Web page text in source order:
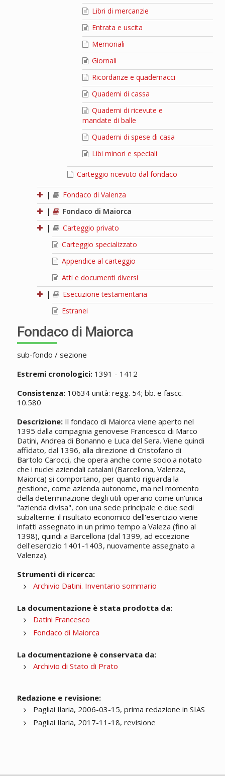
Libri di mercanzie
Entrata e uscita
Memoriali
Giornali
Ricordanze e quadernacci
Quaderni di cassa
Quaderni di ricevute e
mandate di balle
Quaderni di spese di casa
Libi minori e speciali
Carteggio ricevuto dal fondaco
|
Fondaco di Valenza
|
Fondaco di Maiorca
|
Carteggio privato
Carteggio specializzato
Appendice al carteggio
Atti e documenti diversi
|
Esecuzione testamentaria
Estranei
Fondaco di Maiorca
sub-fondo / sezione
Estremi cronologici:1391 - 1412
Consistenza:10634 unità: regg. 54; bb. e fascc.
10.580
Descrizione:Il fondaco di Maiorca viene aperto nel
1395 dalla compagnia genovese Francesco di Marco
Datini, Andrea di Bonanno e Luca del Sera. Viene quindi
affidato, dal 1396, alla direzione di Cristofano di
Bartolo Carocci, che opera anche come socio.a notato
che i nuclei aziendali catalani (Barcellona, Valenza,
Maiorca) si comportano, per quanto riguarda la
gestione, come azienda autonome, ma nel momento
della determinazione degli utili operano come un'unica
"azienda divisa", con una sede principale e due sedi
subalterne: il risultato economico dell'esercizio viene
infatti assegnato in un primo tempo a Valeza (fino al
1398), quindi a Barcellona (dal 1399, ad eccezione
dell'esercizio 1401-1403, nuovamente assegnato a
Valenza).
Strumenti di ricerca:
Archivio Datini. Inventario sommario
La documentazione è stata prodotta da:
Datini Francesco
Fondaco di Maiorca
La documentazione è conservata da:
Archivio di Stato di Prato
Redazione e revisione:
Pagliai Ilaria, 2006-03-15, prima redazione in SIAS
Pagliai Ilaria, 2017-11-18, revisione